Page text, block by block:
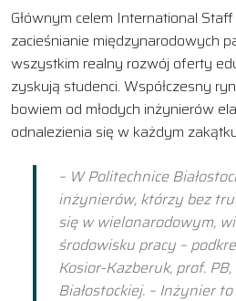
Głównym celem International
zacieśnianie międzynarodowych
wszystkim realny rozwój oferty
zyskują studenci. Współczesny
bowiem od młodych inżynierów
odnalezienia się w każdym
– W Politechnice
inżynierów, którzy bez
się w wielonarodowym,
środowisku pracy –
Kosior-Kazberuk, prof.
Białostockiej. – Inżynier